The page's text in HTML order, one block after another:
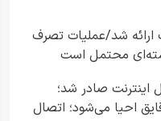
شد/عملیات تصرف
محتمل است
اینترنت صادر شد؛
احیا می‌شود؛ اتصال